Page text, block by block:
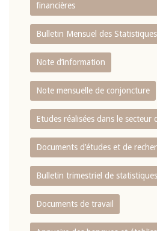
financières
Bulletin Mensuel des Statistiques
Note d’information
Note mensuelle de conjoncture
Etudes réalisées dans le secteur
Documents d’études et de
Bulletin trimestriel de statistiques
Documents de travail